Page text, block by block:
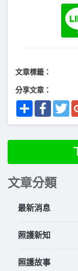
文章標籤：
分享文章：
Share
文章分類
最新消息
照護新知
照護故事